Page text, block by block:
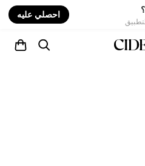
احصلي عليه